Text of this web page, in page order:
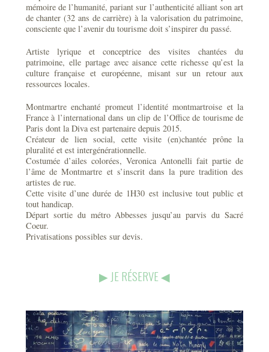
mémoire de l’humanité, pariant sur l’authenticité alliant son art
de chanter (32 ans de carrière) à la valorisation du patrimoine,
consciente que l’avenir du tourisme doit s’inspirer du passé.
Artiste lyrique et conceptrice des visites chantées du
patrimoine, elle partage avec aisance cette richesse qu’est la
culture française et européenne, misant sur un retour aux
ressources locales.
Montmartre enchanté promeut l’identité montmartroise et la
France à l’international dans un clip de l’Office de tourisme de
Paris dont la Diva est partenaire depuis 2015.
Créateur de lien social, cette visite (en)chantée prône la
pluralité et est intergénérationnelle.
Costumée d’ailes colorées, Veronica Antonelli fait partie de
l’âme de Montmartre et s’inscrit dans la pure tradition des
artistes de rue.
Cette visite d’une durée de 1H30 est inclusive tout public et
tout handicap.
Départ sortie du métro Abbesses jusqu’au parvis du Sacré
Coeur.
Privatisations possibles sur devis.
▶︎ JE RÉSERVE◀︎